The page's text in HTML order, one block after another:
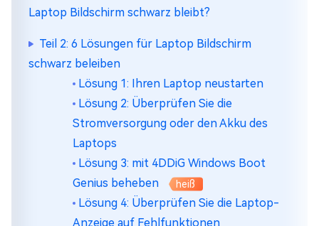
Laptop Bildschirm schwarz bleibt?
Teil 2: 6 Lösungen für Laptop Bildschirm
schwarz beleiben
Lösung 1: Ihren Laptop neustarten
Lösung 2: Überprüfen Sie die
Stromversorgung oder den Akku des
Laptops
Lösung 3: mit 4DDiG Windows Boot
Genius beheben
heiß
Lösung 4: Überprüfen Sie die Laptop-
Anzeige auf Fehlfunktionen